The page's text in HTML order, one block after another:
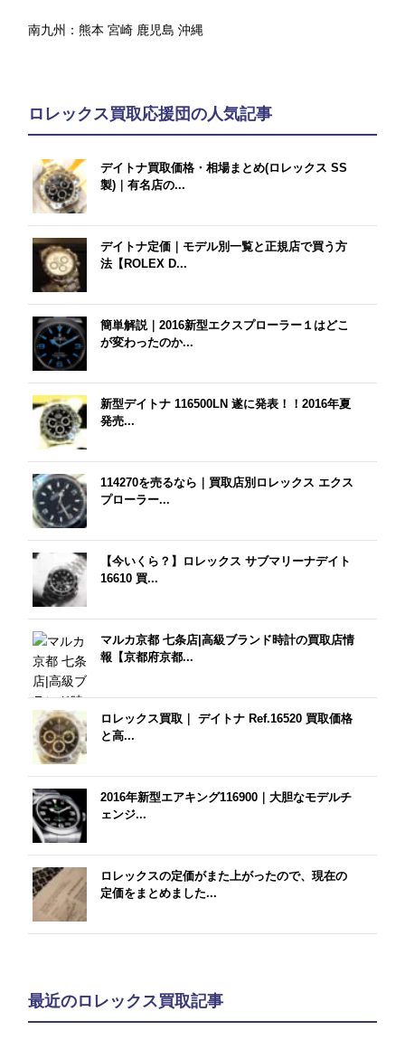
南九州：熊本 宮崎 鹿児島 沖縄
ロレックス買取応援団の人気記事
デイトナ買取価格・相場まとめ(ロレックス SS
製)｜有名店の...
デイトナ定価｜モデル別一覧と正規店で買う方
法【ROLEX D...
簡単解説｜2016新型エクスプローラー１はどこ
が変わったのか...
新型デイトナ 116500LN 遂に発表！！2016年夏
発売...
114270を売るなら｜買取店別ロレックス エクス
プローラー...
【今いくら？】ロレックス サブマリーナデイト
16610 買...
マルカ京都 七条店|高級ブランド時計の買取店情
報【京都府京都...
ロレックス買取｜ デイトナ Ref.16520 買取価格
と高...
2016年新型エアキング116900｜大胆なモデルチ
ェンジ...
ロレックスの定価がまた上がったので、現在の
定価をまとめました...
最近のロレックス買取記事